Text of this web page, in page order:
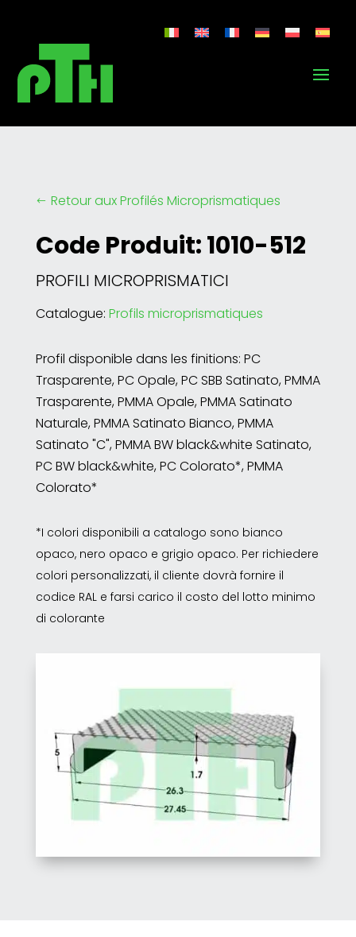
# Retour aux Profilés Microprismatiques
Code Produit: 1010-512
PROFILI MICROPRISMATICI
Catalogue: Profils microprismatiques
Profil disponible dans les finitions: PC
Trasparente, PC Opale, PC SBB Satinato, PMMA
Trasparente, PMMA Opale, PMMA Satinato
Naturale, PMMA Satinato Bianco, PMMA
Satinato "C", PMMA BW black&white Satinato,
PC BW black&white, PC Colorato*, PMMA
Colorato*
*I colori disponibili a catalogo sono bianco
opaco, nero opaco e grigio opaco. Per richiedere
colori personalizzati, il cliente dovrà fornire il
codice RAL e farsi carico il costo del lotto minimo
di colorante